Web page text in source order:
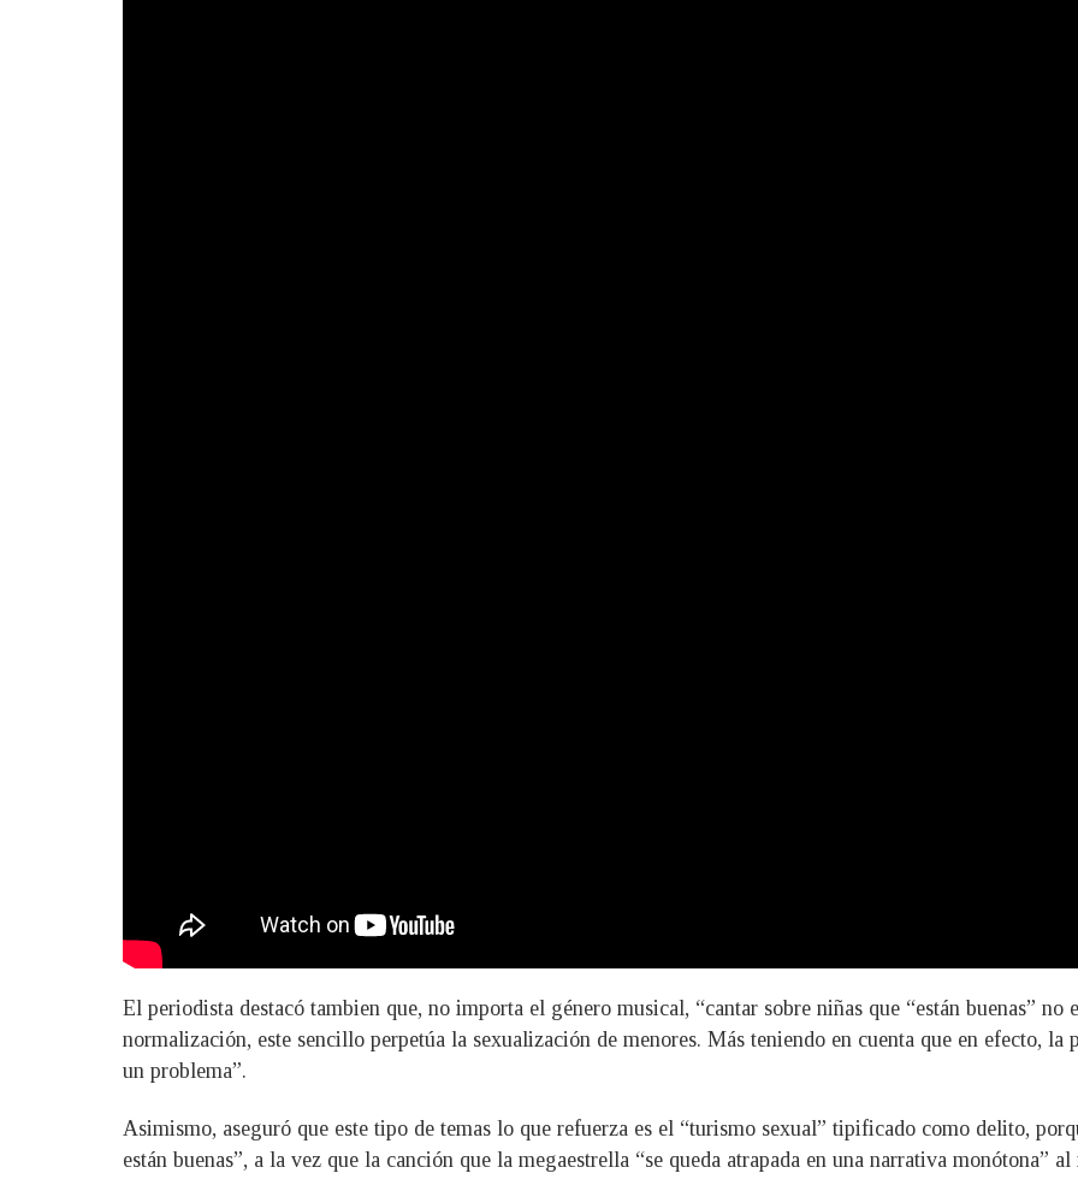
El periodista destacó tambien que, no importa el género musical, “cantar sobre niñas que “están buenas”
normalización, este sencillo perpetúa la sexualización de menores. Más teniendo en cuenta que en efecto,
un problema”.
Asimismo, aseguró que este tipo de temas lo que refuerza es el “turismo sexual” tipificado como delito,
están buenas”, a la vez que la canción que la megaestrella “se queda atrapada en una narrativa monótona”